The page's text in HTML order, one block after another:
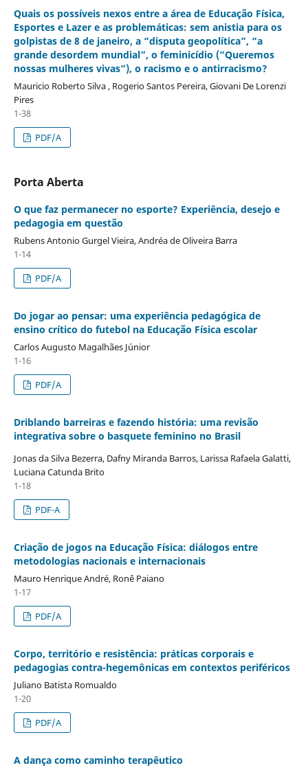
Quais os possíveis nexos entre a área de Educação Física,
Esportes e Lazer e as problemáticas: sem anistia para os
golpistas de 8 de janeiro, a “disputa geopolítica”, “a
grande desordem mundial”, o feminicídio (“Queremos
nossas mulheres vivas”), o racismo e o antirracismo?
Mauricio Roberto Silva , Rogerio Santos Pereira, Giovani De Lorenzi
Pires
1-38
PDF/A
Porta Aberta
O que faz permanecer no esporte? Experiência, desejo e
pedagogia em questão
Rubens Antonio Gurgel Vieira, Andréa de Oliveira Barra
1-14
PDF/A
Do jogar ao pensar: uma experiência pedagógica de
ensino crítico do futebol na Educação Física escolar
Carlos Augusto Magalhães Júnior
1-16
PDF/A
Driblando barreiras e fazendo história: uma revisão
integrativa sobre o basquete feminino no Brasil
Jonas da Silva Bezerra, Dafny Miranda Barros, Larissa Rafaela Galatti,
Luciana Catunda Brito
1-18
PDF-A
Criação de jogos na Educação Física: diálogos entre
metodologias nacionais e internacionais
Mauro Henrique André, Ronê Paiano
1-17
PDF/A
Corpo, território e resistência: práticas corporais e
pedagogias contra-hegemônicas em contextos periféricos
Juliano Batista Romualdo
1-20
PDF/A
A dança como caminho terapêutico